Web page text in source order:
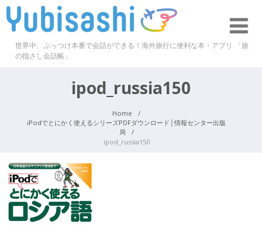
世界中、ぶっつけ本番で会話ができる！海外旅行に便利な本・アプリ 「旅
の指さし会話帳」
ipod_russia150
Home
iPodでとにかく使えるシリーズPDFダウンロード│情報センター出版
局
ipod_russia150